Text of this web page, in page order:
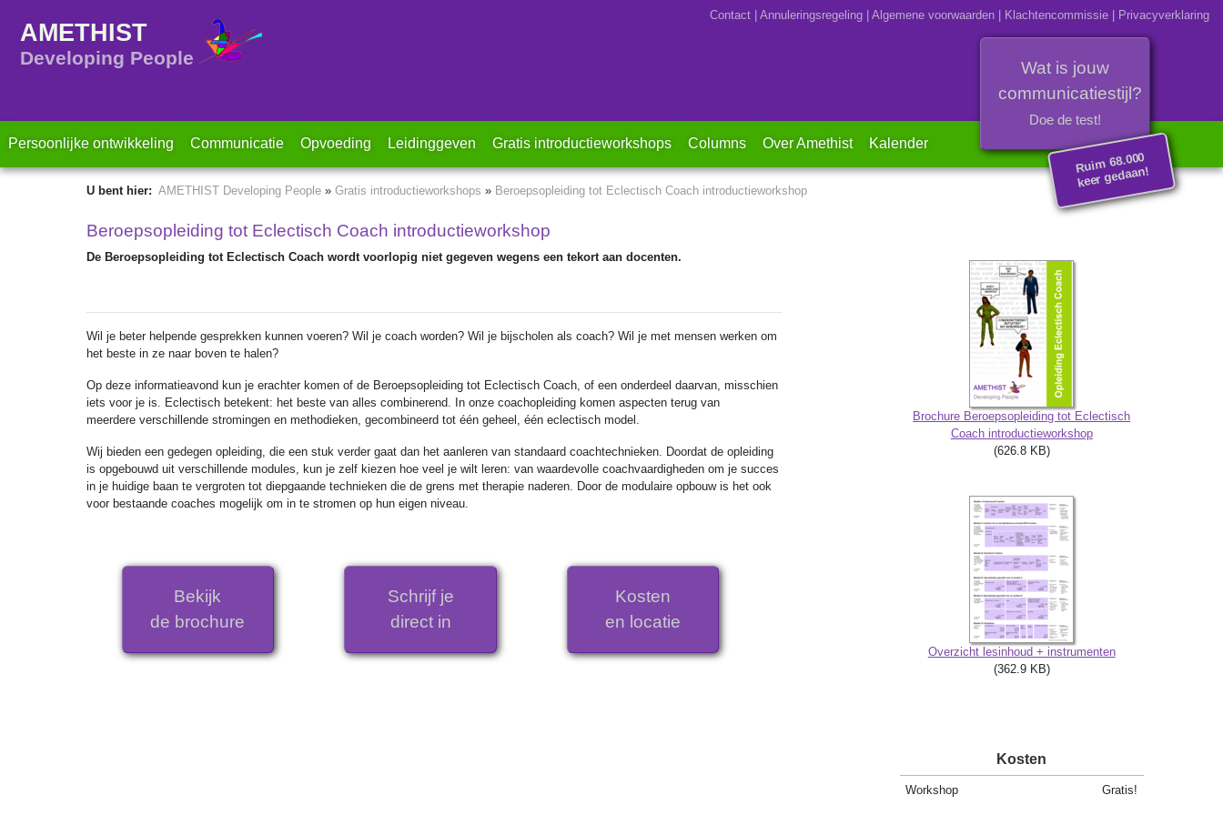
Contact | Annuleringsregeling | Algemene voorwaarden | Klachtencommissie | Privacyverklaring
AMETHIST
Developing People
Wat is jouw
communicatiestijl?
Doe de test!
Rui
m 68.000
keer gedaan!
Persoonlijke ontwikkeling Communicatie Opvoeding Leidinggeven Gratis introductieworkshops(current)
Columns Over Amethist Kalender
U bent hier: AMETHIST Developing People » Gratis introductieworkshops » Beroepsopleiding tot Eclectisch Coach introductieworkshop
Beroepsopleiding tot Eclectisch Coach introductieworkshop
De Beroepsopleiding tot Eclectisch Coach wordt voorlopig niet gegeven wegens een tekort aan docenten.
Wil je beter helpende gesprekken kunnen voeren? Wil je coach worden? Wil je bijscholen als coach? Wil je met mensen werken om
het beste in ze naar boven te halen?
Op deze informatieavond kun je erachter komen of de Beroepsopleiding tot Eclectisch Coach, of een onderdeel daarvan, misschien
iets voor je is. Eclectisch betekent: het beste van alles combinerend. In onze coachopleiding komen aspecten terug van
meerdere verschillende stromingen en methodieken, gecombineerd tot één geheel, één eclectisch model.
Wij bieden een gedegen opleiding, die een stuk verder gaat dan het aanleren van standaard coachtechnieken. Doordat de opleiding
is opgebouwd uit verschillende modules, kun je zelf kiezen hoe veel je wilt leren: van waardevolle coachvaardigheden om je succes
in je huidige baan te vergroten tot diepgaande technieken die de grens met therapie naderen. Door de modulaire opbouw is het ook
voor bestaande coaches mogelijk om in te stromen op hun eigen niveau.
Bekijk
de brochure
Schrijf je
direct in
Kosten
en locatie
Brochure Beroepsopleiding tot Eclectisch
Coach introductieworkshop
(626.8 KB)
Overzicht lesinhoud + instrumenten
(362.9 KB)
Kosten
Workshop Gratis!